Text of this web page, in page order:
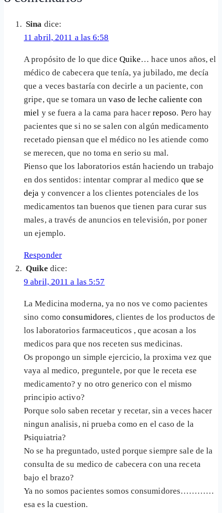
Sina dice:
11 abril, 2011 a las 6:58
A propósito de lo que dice Quike… hace unos años, el
médico de cabecera que tenía, ya jubilado, me decía
que a veces bastaría con decirle a un paciente, con
gripe, que se tomara unvaso de leche caliente con
miel y se fuera a la cama para hacer reposo. Pero hay
pacientes que si no se salen con algún medicamento
recetado piensan que el médico no les atiende como
se merecen, que no toma en serio su mal.
Pienso que los laboratorios están haciendo un trabajo
en dos sentidos: intentar comprar al medico que se
deja y convencer a los clientes potenciales de los
medicamentos tan buenos que tienen para curar sus
males, a través de anuncios en televisión, por poner
un ejemplo.
Responder
Quike dice:
9 abril, 2011 a las 5:57
La Medicina moderna, ya no nos ve como pacientes
sino comoconsumidores, clientes de los productos de
los laboratorios farmaceuticos , que acosan a los
medicos para que nos receten sus medicinas.
Os propongo un simple ejercicio, la proxima vez que
vaya al medico, preguntele, por que le receta ese
medicamento? y no otro generico con el mismo
principio activo?
Porque solo saben recetar y recetar, sin a veces hacer
ningun analisis, ni prueba como en el caso de la
Psiquiatria?
No se ha preguntado, usted porque siempre sale de la
consulta de su medico de cabecera con una receta
bajo el brazo?
Ya no somos pacientes somos consumidores…………
esa es la cuestion.